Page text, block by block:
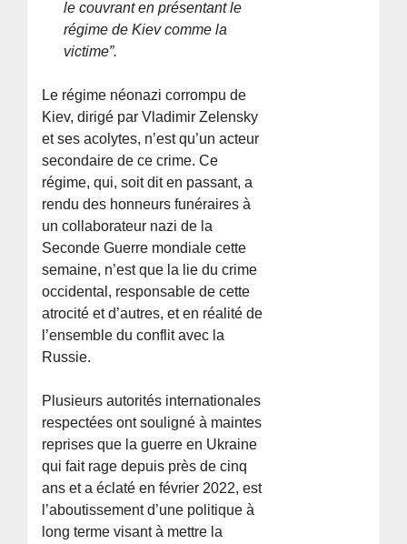
le couvrant en présentant le
régime de Kiev comme la
victime”.
Le régime néonazi corrompu de
Kiev, dirigé par Vladimir Zelensky
et ses acolytes, n’est qu’un acteur
secondaire de ce crime. Ce
régime, qui, soit dit en passant, a
rendu des honneurs funéraires à
un collaborateur nazi de la
Seconde Guerre mondiale cette
semaine, n’est que la lie du crime
occidental, responsable de cette
atrocité et d’autres, et en réalité de
l’ensemble du conflit avec la
Russie.
Plusieurs autorités internationales
respectées ont souligné à maintes
reprises que la guerre en Ukraine
qui fait rage depuis près de cinq
ans et a éclaté en février 2022, est
l’aboutissement d’une politique à
long terme visant à mettre la